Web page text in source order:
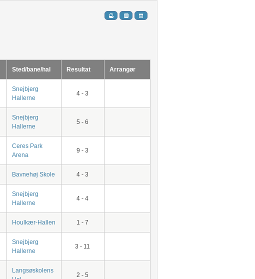
Sted/bane/hal Resultat Arrangør
Snejbjerg
Hallerne
4 - 3
Snejbjerg
Hallerne
5 - 6
Ceres Park
Arena
9 - 3
Bavnehøj Skole 4 - 3
Snejbjerg
Hallerne
4 - 4
Houlkær-Hallen 1 - 7
Snejbjerg
Hallerne
3 - 11
Langsøskolens
2 - 5